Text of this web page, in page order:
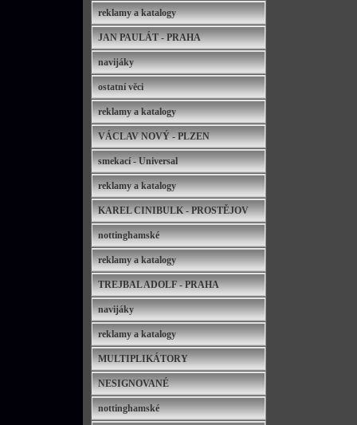
reklamy a katalogy
JAN PAULÁT - PRAHA
navijáky
ostatní věci
reklamy a katalogy
VÁCLAV NOVÝ - PLZEN
smekací - Universal
reklamy a katalogy
KAREL CINIBULK - PROSTĚJOV
nottinghamské
reklamy a katalogy
TREJBAL ADOLF - PRAHA
navijáky
reklamy a katalogy
MULTIPLIKÁTORY
NESIGNOVANÉ
nottinghamské